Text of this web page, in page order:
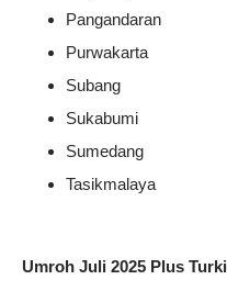
Pangandaran
Purwakarta
Subang
Sukabumi
Sumedang
Tasikmalaya
Umroh Juli 2025 Plus